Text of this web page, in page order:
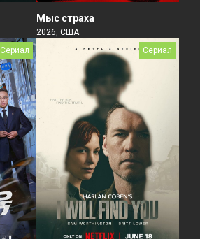
Мыс страха
2026, США
Сериал
Сериал